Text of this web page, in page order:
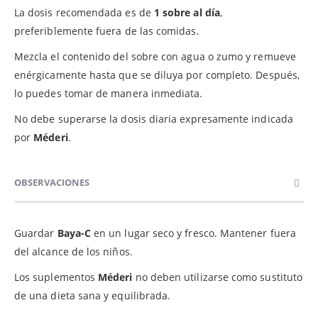
La dosis recomendada es de 1 sobre al día,
preferiblemente fuera de las comidas.
Mezcla el contenido del sobre con agua o zumo y remueve
enérgicamente hasta que se diluya por completo. Después,
lo puedes tomar de manera inmediata.
No debe superarse la dosis diaria expresamente indicada
por Méderi.
OBSERVACIONES
Guardar Baya-Cen un lugar seco y fresco. Mantener fuera
del alcance de los niños.
Los suplementos Méderi no deben utilizarse como sustituto
de una dieta sana y equilibrada.